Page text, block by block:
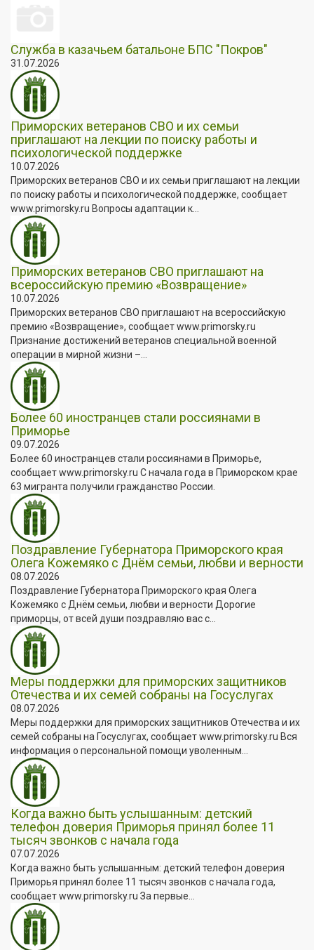
Служба в казачьем батальоне БПС "Покров"
31.07.2026
Приморских ветеранов СВО и их семьи
приглашают на лекции по поиску работы и
психологической поддержке
10.07.2026
Приморских ветеранов СВО и их семьи приглашают на лекции
по поиску работы и психологической поддержке, сообщает
www.primorsky.ru Вопросы адаптации к...
Приморских ветеранов СВО приглашают на
всероссийскую премию «Возвращение»
10.07.2026
Приморских ветеранов СВО приглашают на всероссийскую
премию «Возвращение», сообщает www.primorsky.ru
Признание достижений ветеранов специальной военной
операции в мирной жизни –...
Более 60 иностранцев стали россиянами в
Приморье
09.07.2026
Более 60 иностранцев стали россиянами в Приморье,
сообщает www.primorsky.ru С начала года в Приморском крае
63 мигранта получили гражданство России.
Поздравление Губернатора Приморского края
Олега Кожемяко с Днём семьи, любви и верности
08.07.2026
Поздравление Губернатора Приморского края Олега
Кожемяко с Днём семьи, любви и верности Дорогие
приморцы, от всей души поздравляю вас с...
Меры поддержки для приморских защитников
Отечества и их семей собраны на Госуслугах
08.07.2026
Меры поддержки для приморских защитников Отечества и их
семей собраны на Госуслугах, сообщает www.primorsky.ru Вся
информация о персональной помощи уволенным...
Когда важно быть услышанным: детский
телефон доверия Приморья принял более 11
тысяч звонков с начала года
07.07.2026
Когда важно быть услышанным: детский телефон доверия
Приморья принял более 11 тысяч звонков с начала года,
сообщает www.primorsky.ru За первые...